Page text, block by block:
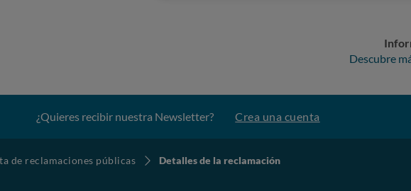
Descubre
¿Quieres recibir nuestra Newsletter? Crea una cuenta
de reclamaciones públicas Detalles de la reclamación